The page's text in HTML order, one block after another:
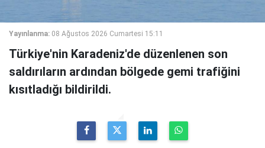
Yayınlanma: 08 Ağustos 2026 Cumartesi 15:11
Türkiye'nin Karadeniz'de düzenlenen son
saldırıların ardından bölgede gemi trafiğini
kısıtladığı bildirildi.